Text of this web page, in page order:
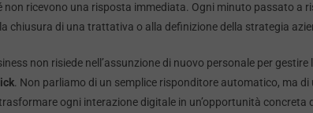
ricevono una risposta immediata. Ogni minuto passato a
chiusura di una trattativa o alla definizione della strategia
non risiede nell’assunzione di nuovo personale per
. Non parliamo di un semplice risponditore automatico, ma di
ogni interazione digitale in un’opportunità concreta